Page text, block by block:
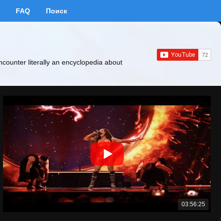
FAQ Поиск
literally an encyclopedia about
03:56:25